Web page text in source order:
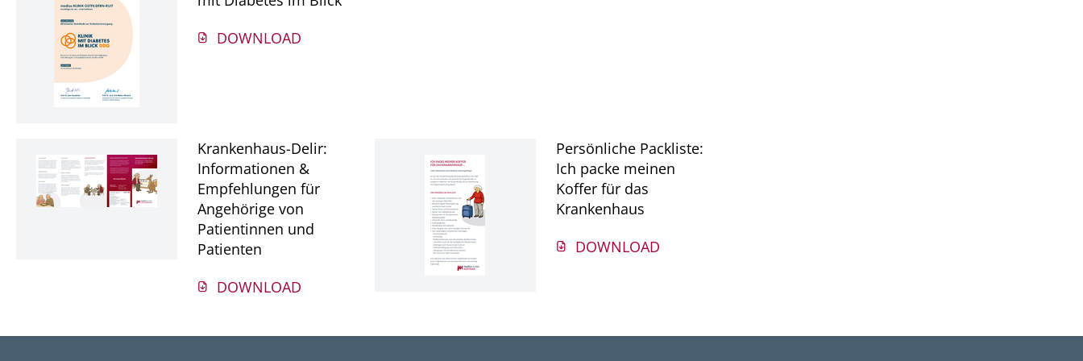
DOWNLOAD
Krankenhaus-Delir:
Informationen &
Empfehlungen für
Angehörige von
Patientinnen und
Patienten
DOWNLOAD
Persönliche Packliste:
Ich packe meinen
Koffer für das
Krankenhaus
DOWNLOAD